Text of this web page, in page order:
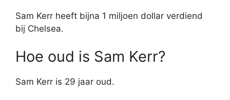
Sam Kerr heeft bijna 1 miljoen dollar verdiend
bij Chelsea.
Hoe oud is Sam Kerr?
Sam Kerr is 29 jaar oud.